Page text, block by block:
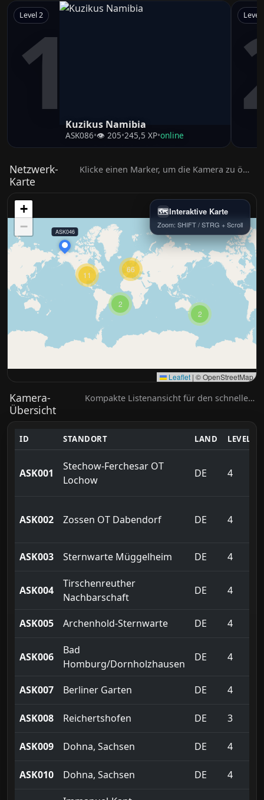
1
Level 2
Kuzikus Namibia
ASK086•👁 205•245,5 XP•online
Level
Netzwerk-
Karte
Klicke einen Marker, um die Kamera zu öffnen.
ASK046
2
2
11
66
+
−
🗺️Interaktive Karte
Zoom: SHIFT / STRG + Scroll
Leaflet | © OpenStreetMap
Kamera-
Übersicht
Kompakte Listenansicht für den schnellen Zugriff
ID STANDORT LAND LEVEL
ASK001
Stechow-Ferchesar OT
Lochow
DE 4
ASK002 Zossen OT Dabendorf DE 4
ASK003 Sternwarte Müggelheim DE 4
ASK004
Tirschenreuther
Nachbarschaft
DE 4
ASK005 Archenhold-Sternwarte DE 4
ASK006
Bad
Homburg/Dornholzhausen
DE 4
ASK007 Berliner Garten DE 4
ASK008 Reichertshofen DE 3
ASK009 Dohna, Sachsen DE 4
ASK010 Dohna, Sachsen DE 4